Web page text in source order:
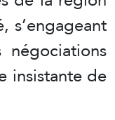
s’engageant
insistante de